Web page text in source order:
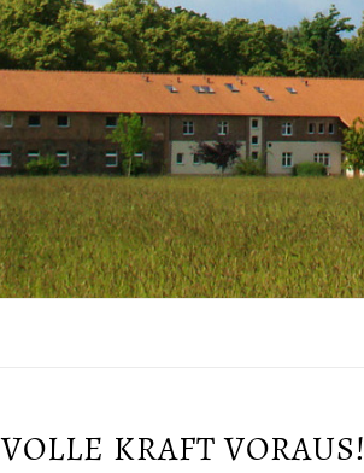
VOLLE KRAFT VORAUS!